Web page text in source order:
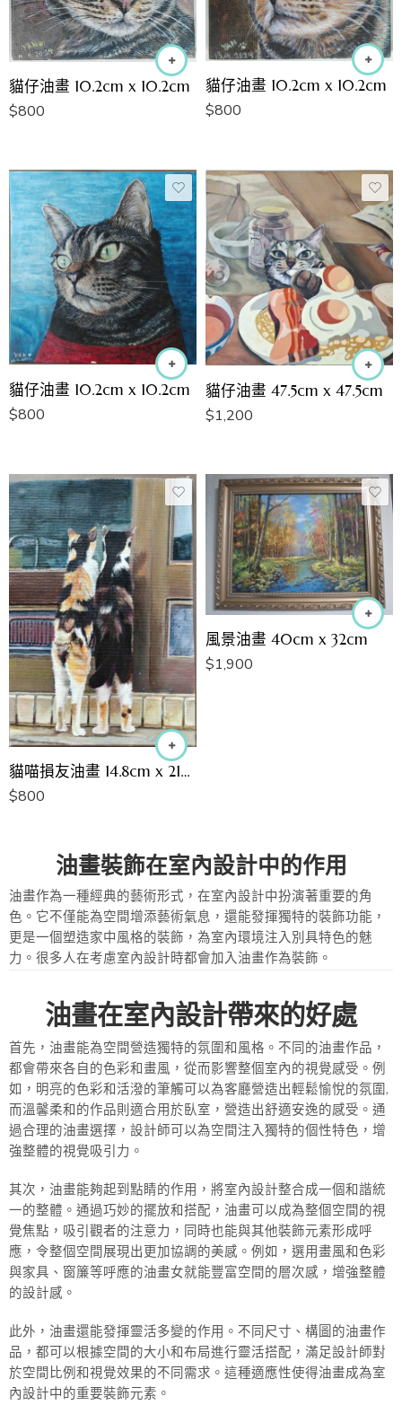
貓仔油畫 10.2cm x 10.2cm
$800
貓仔油畫 10.2cm x 10.2cm
$800
貓仔油畫 10.2cm x 10.2cm
$800
貓仔油畫 47.5cm x 47.5cm
$1,200
貓喵損友油畫 14.8cm x 21cm
$800
風景油畫 40cm x 32cm
$1,900
油畫裝飾在室內設計中的作用
油畫作為一種經典的藝術形式，在室內設計中扮演著重要的角
色。它不僅能為空間增添藝術氣息，還能發揮獨特的裝飾功能，
更是一個塑造家中風格的裝飾，為室內環境注入別具特色的魅
力。很多人在考慮室內設計時都會加入油畫作為裝飾。
油畫在室內設計帶來的好處
首先，油畫能為空間營造獨特的氛圍和風格。不同的油畫作品，
都會帶來各自的色彩和畫風，從而影響整個室內的視覺感受。例
如，明亮的色彩和活潑的筆觸可以為客廳營造出輕鬆愉悅的氛圍,
而溫馨柔和的作品則適合用於臥室，營造出舒適安逸的感受。通
過合理的油畫選擇，設計師可以為空間注入獨特的個性特色，增
強整體的視覺吸引力。
其次，油畫能夠起到點睛的作用，將室內設計整合成一個和諧統
一的整體。通過巧妙的擺放和搭配，油畫可以成為整個空間的視
覺焦點，吸引觀者的注意力，同時也能與其他裝飾元素形成呼
應，令整個空間展現出更加協調的美感。例如，選用畫風和色彩
與家具、窗簾等呼應的油畫女就能豐富空間的層次感，增強整體
的設計感。
此外，油畫還能發揮靈活多變的作用。不同尺寸、構圖的油畫作
品，都可以根據空間的大小和布局進行靈活搭配，滿足設計師對
於空間比例和視覺效果的不同需求。這種適應性使得油畫成為室
內設計中的重要裝飾元素。